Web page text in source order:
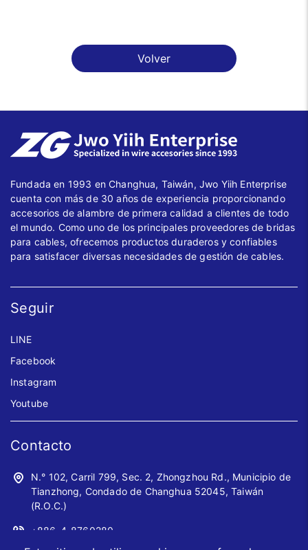
Volver
Fundada en 1993 en Changhua, Taiwán, Jwo Yiih Enterprise
cuenta con más de 30 años de experiencia proporcionando
accesorios de alambre de primera calidad a clientes de todo
el mundo. Como uno de los principales proveedores de bridas
para cables, ofrecemos productos duraderos y confiables
para satisfacer diversas necesidades de gestión de cables.
Seguir
LINE
Facebook
Instagram
Youtube
Contacto
N.° 102, Carril 799, Sec. 2, Zhongzhou Rd., Municipio de
Tianzhong, Condado de Changhua 52045, Taiwán
(R.O.C.)
+886-4-8760280